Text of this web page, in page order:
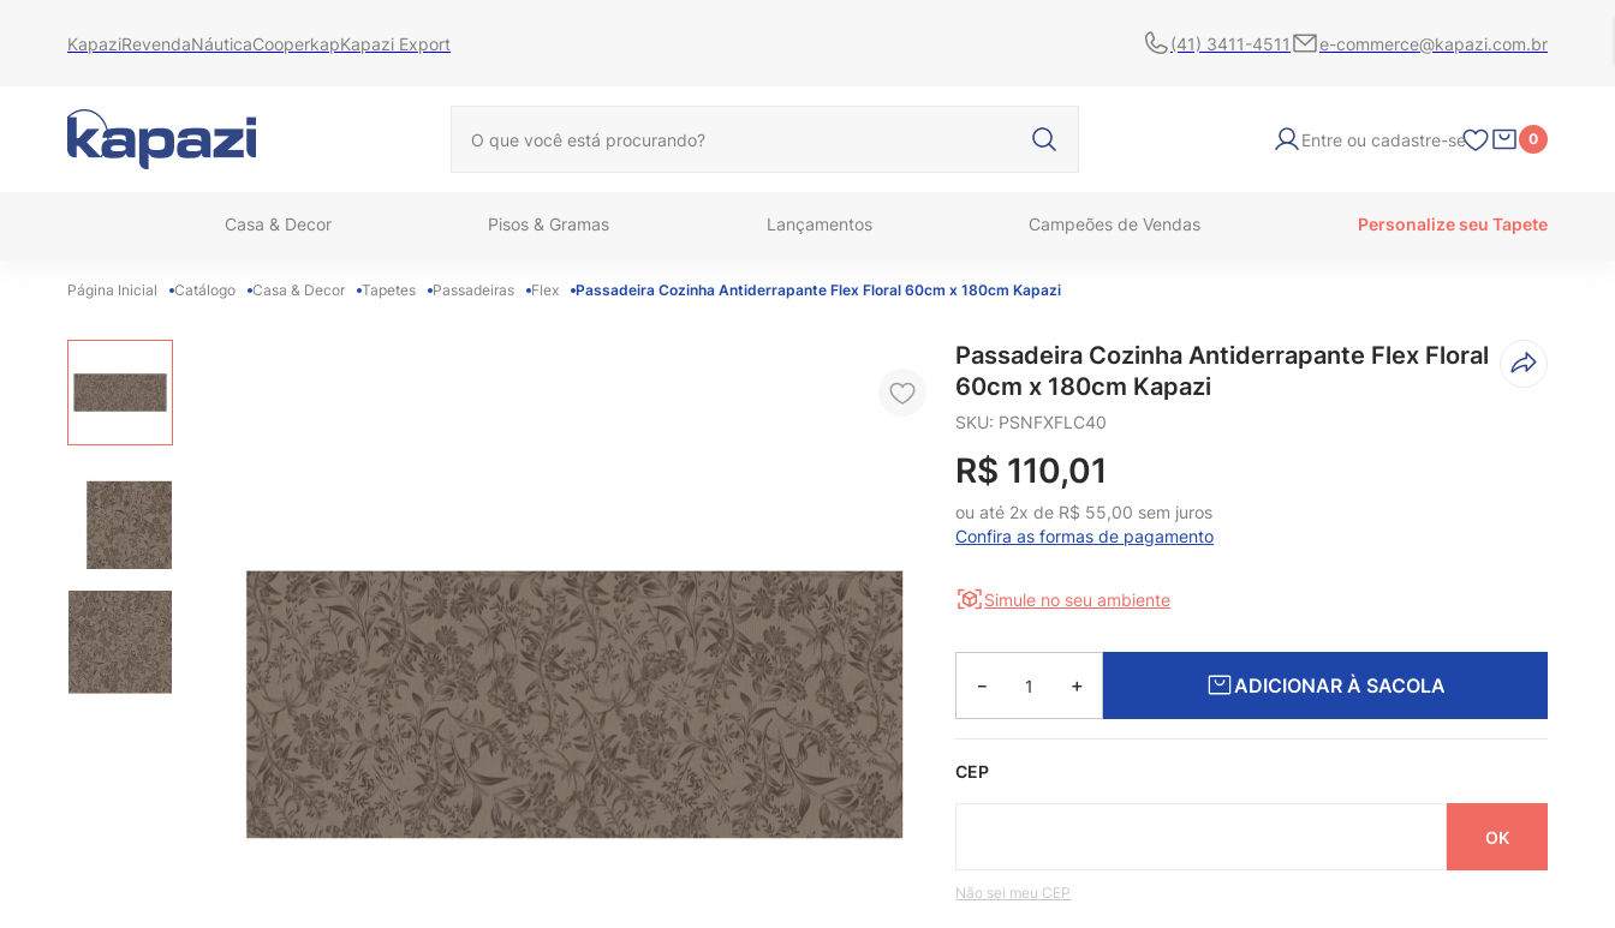
KapaziRevendaNáuticaCooperkapKapazi Export (41) 3411-4511 e-commerce@kapazi.com.br
Entre ou cadastre-se 0
Casa & Decor Pisos & Gramas Lançamentos Campeões de Vendas Personalize seu Tapete
Catálogo Casa & Decor Tapetes Passadeiras Flex Passadeira Cozinha Antiderrapante Flex Floral 60cm x 180cm Kapazi
Passadeira Cozinha Antiderrapante Flex Floral
60cm x 180cm Kapazi
SKU: PSNFXFLC40
R$ 110,01
ou até 2x de R$ 55,00 sem juros
Confira as formas de pagamento
Simule no seu ambiente
＋
－ ADICIONAR À SACOLA
CEP
Não sei meu CEP